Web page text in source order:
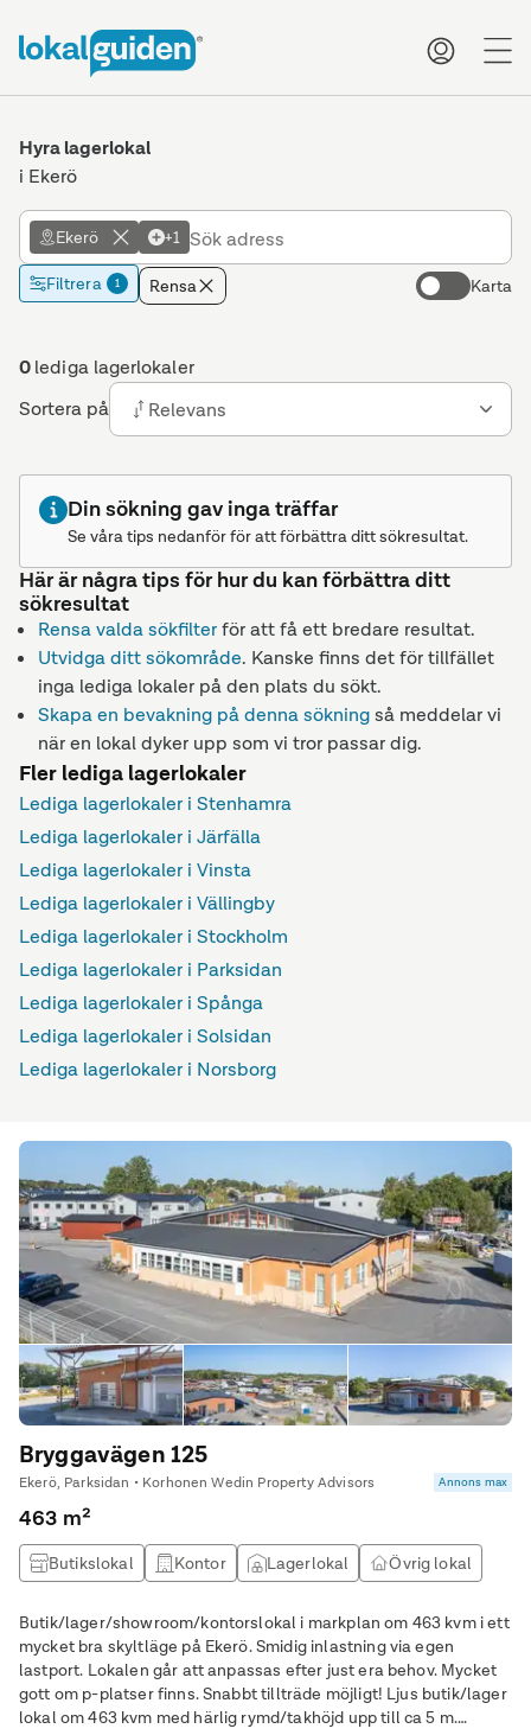
Hyra lagerlokal
i Ekerö
Ekerö +1
Filtrera 1 Rensa Karta
0lediga lagerlokaler
Sortera på
Relevans
Din sökning gav inga träffar
Se våra tips nedanför för att förbättra ditt sökresultat.
Här är några tips för hur du kan förbättra ditt
sökresultat
Rensa valda sökfilterför att få ett bredare resultat.
Utvidga ditt sökområde. Kanske finns det för tillfället
inga lediga lokaler på den plats du sökt.
Skapa en bevakning på denna sökningså meddelar vi
när en lokal dyker upp som vi tror passar dig.
Fler lediga lagerlokaler
Lediga lagerlokaler i Stenhamra
Lediga lagerlokaler i Järfälla
Lediga lagerlokaler i Vinsta
Lediga lagerlokaler i Vällingby
Lediga lagerlokaler i Stockholm
Lediga lagerlokaler i Parksidan
Lediga lagerlokaler i Spånga
Lediga lagerlokaler i Solsidan
Lediga lagerlokaler i Norsborg
Bryggavägen 125
Ekerö, Parksidan • Korhonen Wedin Property Advisors Annons max
463 m²
Butikslokal Kontor Lagerlokal Övrig lokal
Butik/lager/showroom/kontorslokal i markplan om 463 kvm i ett
mycket bra skyltläge på Ekerö. Smidig inlastning via egen
lastport. Lokalen går att anpassas efter just era behov. Mycket
gott om p-platser finns. Snabbt tillträde möjligt! Ljus butik/lager
lokal om 463 kvm med härlig rymd/takhöjd upp till ca 5 m.